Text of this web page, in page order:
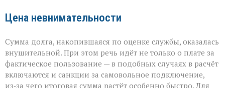
Цена невнимательности
Сумма долга, накопившаяся по оценке службы, оказалась
внушительной. При этом речь идёт не только о плате за
фактическое пользование — в подобных случаях в расчёт
включаются и санкции за самовольное подключение,
из‑за чего итоговая сумма растёт особенно быстро. Для